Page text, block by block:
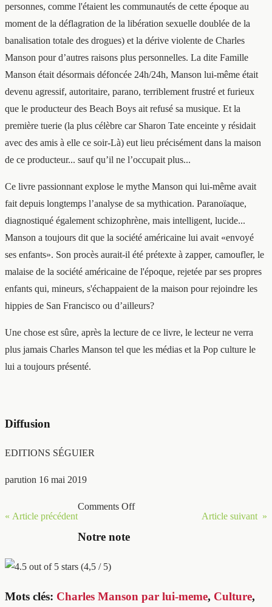
personnes, comme l'étaient les communautés de cette époque au
moment de la déflagration de la libération sexuelle doublée de la
banalisation totale des drogues) et la dérive violente de Charles
Manson pour d’autres raisons plus personnelles. La dite Famille
Manson était désormais défoncée 24h/24h, Manson lui-même était
devenu agressif, autoritaire, parano, terriblement frustré et furieux
que le producteur des Beach Boys ait refusé sa musique. Et la
première tuerie (la plus célèbre car Sharon Tate enceinte y résidait
avec des amis à elle ce soir-Là) eut lieu précisément dans la maison
de ce producteur... sauf qu’il ne l’occupait plus...
Ce livre passionnant explose le mythe Manson qui lui-même avait
fait depuis longtemps l’analyse de sa mythication. Paranoïaque,
diagnostiqué également schizophrène, mais intelligent, lucide...
Manson a toujours dit que la société américaine lui avait «envoyé
ses enfants». Son procès aurait-il été prétexte à zapper, camoufler, le
malaise de la société américaine de l'époque, rejetée par ses propres
enfants qui, mineurs, s'échappaient de la maison pour rejoindre les
hippies de San Francisco ou d’ailleurs?
Une chose est sûre, après la lecture de ce livre, le lecteur ne verra
plus jamais Charles Manson tel que les médias et la Pop culture le
lui a toujours présenté.
Diffusion
EDITIONS SÉGUIER
parution 16 mai 2019
« Article précédent Article suivant »
Comments Off
Notre note
(4,5 / 5)
Mots clés: Charles Manson par lui-meme, Culture,